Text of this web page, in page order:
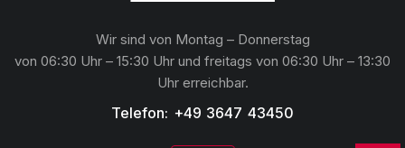
Wir sind von Montag – Donnerstag
von 06:30 Uhr – 15:30 Uhr und freitags von 06:30 Uhr – 13:30
Uhr erreichbar.
Telefon: +49 3647 43450